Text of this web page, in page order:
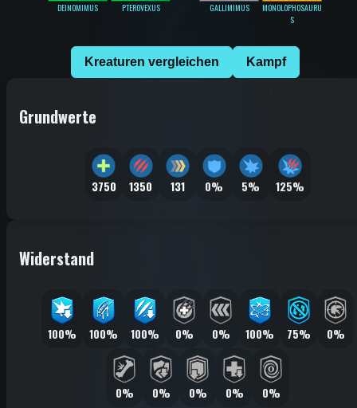
DEINOMIMUS PTEROVEXUS GALLIMIMUS
MONOLOPHOSAURU
S
Kreaturen vergleichen Kampf
Grundwerte
3750 1350 131 0% 5% 125%
Widerstand
100% 100% 100% 0% 0% 100% 75% 0%
0% 0% 0% 0% 0%